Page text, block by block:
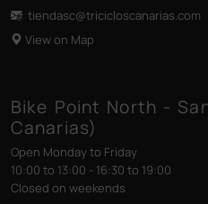
tiendasc@tricicloscanarias.com
View on Map
Bike Point North -
Canarias)
Open Monday to Friday
10:00 to 13:00 - 16:30 to 19:00
Closed on weekends